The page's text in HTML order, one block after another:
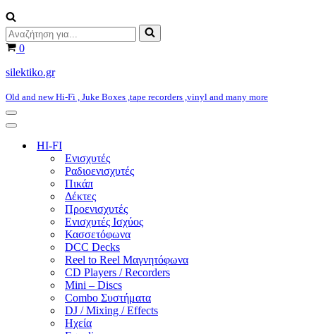
Αναζήτηση
για...Καλάθι
0
silektiko.gr
Old and new Hi-Fi , Juke Boxes ,tape recorders ,vinyl and many more
Μενού
πλοήγησης
Μενού
πλοήγησης
HI-FI
Ενισχυτές
Ραδιοενισχυτές
Πικάπ
Δέκτες
Προενισχυτές
Ενισχυτές Ισχύος
Κασσετόφωνα
DCC Decks
Reel to Reel Μαγνητόφωνα
CD Players / Recorders
Mini – Discs
Combo Συστήματα
DJ / Mixing / Effects
Ηχεία